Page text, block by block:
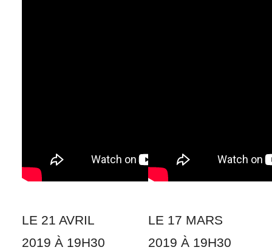
LE 21 AVRIL
2019 À 19H30
LE 17 MARS
2019 À 19H30